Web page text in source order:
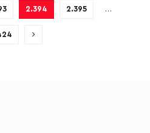
2.394 2.395 …